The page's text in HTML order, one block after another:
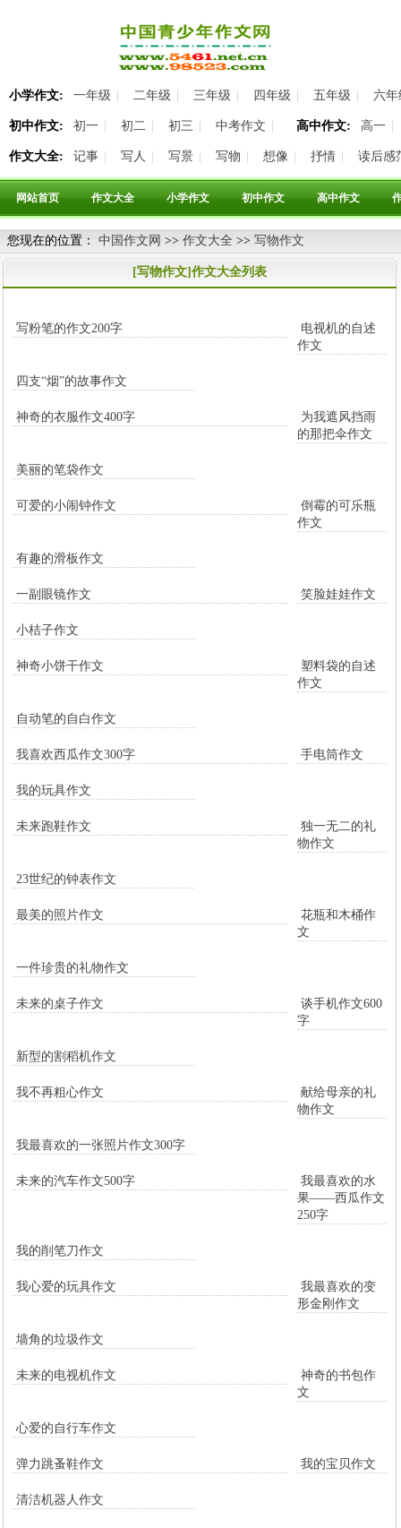
小学作文: 一年级 二年级 三年级 四年级 五年级 六年
初中作文: 初一 初二 初三 中考作文 高中作文: 高一
作文大全: 记事 写人 写景 写物 想像 抒情 读后感
网站首页 作文大全 小学作文 初中作文 高中作文
您现在的位置： 中国作文网 >> 作文大全 >> 写物作文
[写物作文]作文大全列表
写粉笔的作文200字
电视机的自述
作文
四支“烟”的故事作文
神奇的衣服作文400字
为我遮风挡雨
的那把伞作文
美丽的笔袋作文
可爱的小闹钟作文
倒霉的可乐瓶
作文
有趣的滑板作文
一副眼镜作文 笑脸娃娃作文
小桔子作文
神奇小饼干作文
塑料袋的自述
作文
自动笔的自白作文
我喜欢西瓜作文300字 手电筒作文
我的玩具作文
未来跑鞋作文
独一无二的礼
物作文
23世纪的钟表作文
最美的照片作文
花瓶和木桶作
文
一件珍贵的礼物作文
未来的桌子作文
谈手机作文600
字
新型的割稻机作文
我不再粗心作文
献给母亲的礼
物作文
我最喜欢的一张照片作文300字
未来的汽车作文500字
我最喜欢的水
果——西瓜作文
250字
我的削笔刀作文
我心爱的玩具作文
我最喜欢的变
形金刚作文
墙角的垃圾作文
未来的电视机作文
神奇的书包作
文
心爱的自行车作文
弹力跳蚤鞋作文 我的宝贝作文
清洁机器人作文